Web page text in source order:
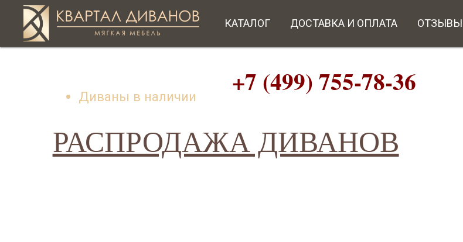
КАТАЛОГ ДОСТАВКА И ОПЛАТА ОТЗЫВЫ
РАСПРОДАЖА ДИВАНОВ
+7 (499) 755-78-36